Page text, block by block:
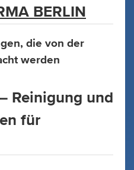
BERLIN
die von der
werden
Reinigung und
für